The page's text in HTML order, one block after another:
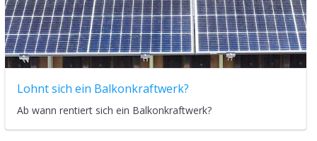
Hier finden Sie wertvolle Tipps für die energetische
Sanierung von Immobilien!